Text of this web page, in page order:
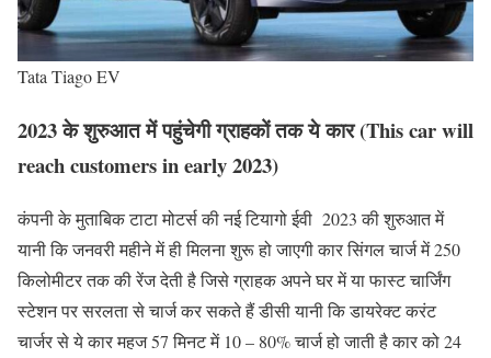
Tata Tiago EV
2023 के शुरुआत में पहुंचेगी ग्राहकों तक ये कार (This car will
reach customers in early 2023)
कंपनी के मुताबिक टाटा मोटर्स की नई टियागो ईवी 2023 की शुरुआत में
यानी कि जनवरी महीने में ही मिलना शुरू हो जाएगी कार सिंगल चार्ज में 250
किलोमीटर तक की रेंज देती है जिसे ग्राहक अपने घर में या फास्ट चार्जिंग
स्टेशन पर सरलता से चार्ज कर सकते हैं डीसी यानी कि डायरेक्ट करंट
चार्जर से ये कार महज 57 मिनट में 10 – 80% चार्ज हो जाती है कार को 24